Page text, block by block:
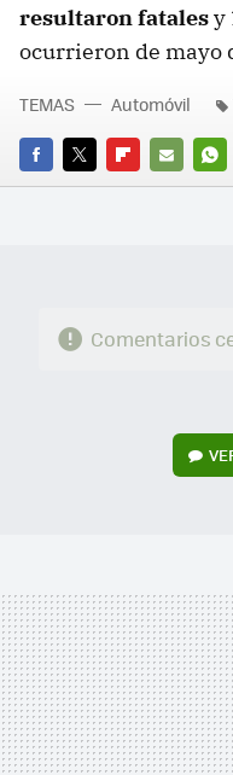
resultaron fatalesy
ocurrieron de mayo
FACEBOOK
TWITTERFLIPBOARD
E-
TEMAS Automóvil
Comentarios